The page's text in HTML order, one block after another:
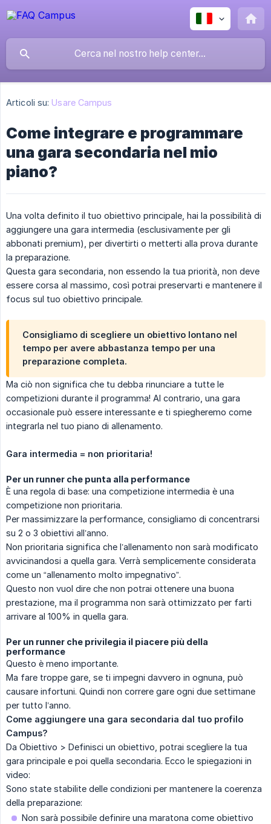
Articoli su: Usare Campus
Come integrare e programmare
una gara secondaria nel mio
piano?
Una volta definito il tuo obiettivo principale, hai la possibilità di
aggiungere una gara intermedia (esclusivamente per gli
abbonati premium), per divertirti o metterti alla prova durante
la preparazione.
Questa gara secondaria, non essendo la tua priorità, non deve
essere corsa al massimo, così potrai preservarti e mantenere il
focus sul tuo obiettivo principale.
Consigliamo di scegliere un obiettivo lontano nel
tempo per avere abbastanza tempo per una
preparazione completa.
Ma ciò non significa che tu debba rinunciare a tutte le
competizioni durante il programma! Al contrario, una gara
occasionale può essere interessante e ti spiegheremo come
integrarla nel tuo piano di allenamento.
Gara intermedia = non prioritaria!
Per un runner che punta alla performance
È una regola di base: una competizione intermedia è una
competizione non prioritaria.
Per massimizzare la performance, consigliamo di concentrarsi
su 2 o 3 obiettivi all’anno.
Non prioritaria significa che l’allenamento non sarà modificato
avvicinandosi a quella gara. Verrà semplicemente considerata
come un “allenamento molto impegnativo”.
Questo non vuol dire che non potrai ottenere una buona
prestazione, ma il programma non sarà ottimizzato per farti
arrivare al 100% in quella gara.
Per un runner che privilegia il piacere più della
performance
Questo è meno importante.
Ma fare troppe gare, se ti impegni davvero in ognuna, può
causare infortuni. Quindi non correre gare ogni due settimane
per tutto l’anno.
Come aggiungere una gara secondaria dal tuo profilo
Campus?
Da Obiettivo > Definisci un obiettivo, potrai scegliere la tua
gara principale e poi quella secondaria. Ecco le spiegazioni in
video:
Sono state stabilite delle condizioni per mantenere la coerenza
della preparazione:
Non sarà possibile definire una maratona come obiettivo